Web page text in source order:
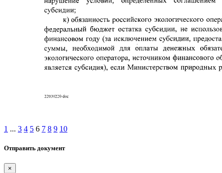
1 ... 3 4 5 6 7 8 9 10
Отправить документ
×